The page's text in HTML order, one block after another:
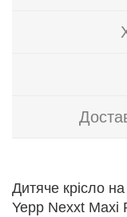
Дитяче крісло
Yepp Nexxt Maxi